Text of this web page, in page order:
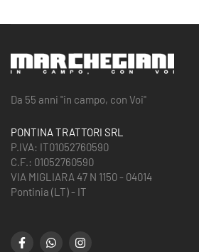
Da 55 anni "in campo, con Voi"
PONTINA TRATTORI SRL
P.IVA: IT01052760590
C.F.: 01052760590
VIA MIGLIARA 47 N 1150 - 04014
Pontinia (LT) - IT